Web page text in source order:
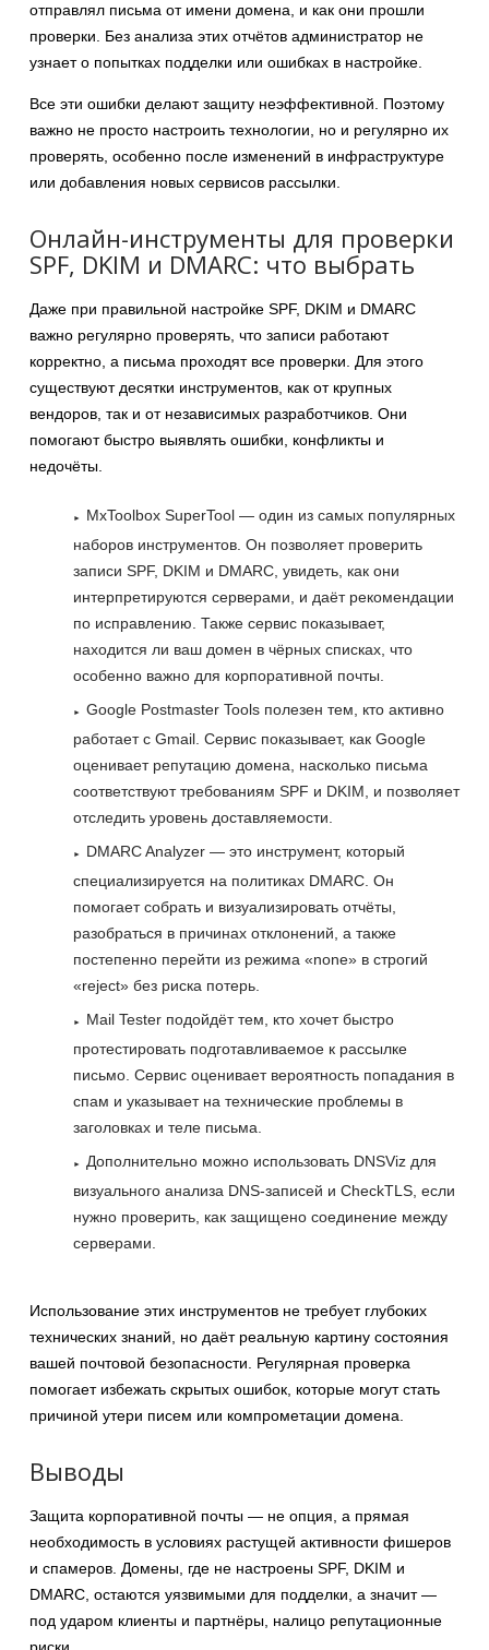
отправлял письма от имени домена, и как они прошли
проверки. Без анализа этих отчётов администратор не
узнает о попытках подделки или ошибках в настройке.
Все эти ошибки делают защиту неэффективной. Поэтому
важно не просто настроить технологии, но и регулярно их
проверять, особенно после изменений в инфраструктуре
или добавления новых сервисов рассылки.
Онлайн-инструменты для проверки
SPF, DKIM и DMARC: что выбрать
Даже при правильной настройке SPF, DKIM и DMARC
важно регулярно проверять, что записи работают
корректно, а письма проходят все проверки. Для этого
существуют десятки инструментов, как от крупных
вендоров, так и от независимых разработчиков. Они
помогают быстро выявлять ошибки, конфликты и
недочёты.
MxToolbox SuperTool — один из самых популярных
наборов инструментов. Он позволяет проверить
записи SPF, DKIM и DMARC, увидеть, как они
интерпретируются серверами, и даёт рекомендации
по исправлению. Также сервис показывает,
находится ли ваш домен в чёрных списках, что
особенно важно для корпоративной почты.
Google Postmaster Tools полезен тем, кто активно
работает с Gmail. Сервис показывает, как Google
оценивает репутацию домена, насколько письма
соответствуют требованиям SPF и DKIM, и позволяет
отследить уровень доставляемости.
DMARC Analyzer — это инструмент, который
специализируется на политиках DMARC. Он
помогает собрать и визуализировать отчёты,
разобраться в причинах отклонений, а также
постепенно перейти из режима «none» в строгий
«reject» без риска потерь.
Mail Tester подойдёт тем, кто хочет быстро
протестировать подготавливаемое к рассылке
письмо. Сервис оценивает вероятность попадания в
спам и указывает на технические проблемы в
заголовках и теле письма.
Дополнительно можно использовать DNSViz для
визуального анализа DNS-записей и CheckTLS, если
нужно проверить, как защищено соединение между
серверами.
Использование этих инструментов не требует глубоких
технических знаний, но даёт реальную картину состояния
вашей почтовой безопасности. Регулярная проверка
помогает избежать скрытых ошибок, которые могут стать
причиной утери писем или компрометации домена.
Выводы
Защита корпоративной почты — не опция, а прямая
необходимость в условиях растущей активности фишеров
и спамеров. Домены, где не настроены SPF, DKIM и
DMARC, остаются уязвимыми для подделки, а значит —
под ударом клиенты и партнёры, налицо репутационные